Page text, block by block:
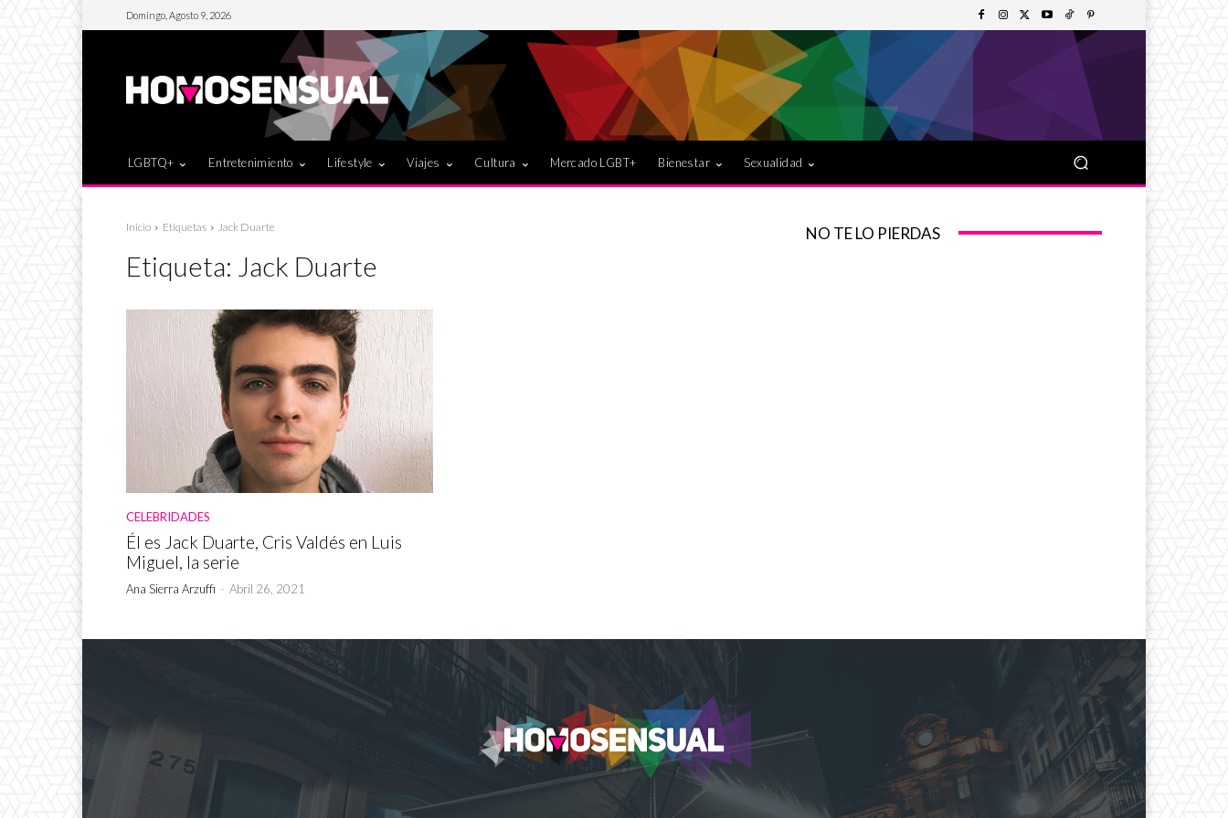
Domingo, Agosto 9, 2026
LGBTQ+ Entretenimiento Lifestyle Viajes Cultura Mercado LGBT+ Bienestar Sexualidad
Inicio Etiquetas Jack Duarte
Etiqueta: Jack Duarte
CELEBRIDADES
Él es Jack Duarte, Cris Valdés en Luis
Miguel, la serie
Ana Sierra Arzuffi - Abril 26, 2021
NO TE LO PIERDAS